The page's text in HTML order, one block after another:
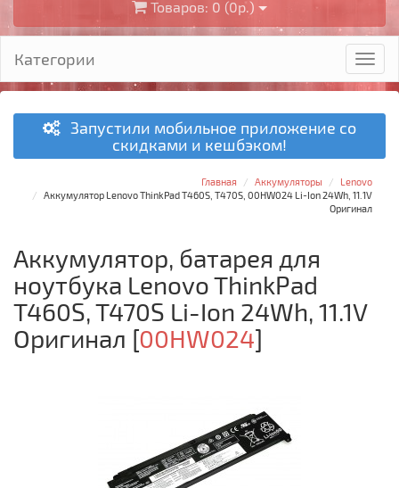
Товаров: 0 (0р.)
Категории
Запустили мобильное приложение со
скидками и кешбэком!
Главная Аккумуляторы
Lenovo
Аккумулятор Lenovo ThinkPad T460S, T470S, 00HW024 Li-Ion 24Wh, 11.1V
Оригинал
Аккумулятор, батарея для
ноутбука Lenovo ThinkPad
T460S, T470S Li-Ion 24Wh, 11.1V
Оригинал [00HW024]